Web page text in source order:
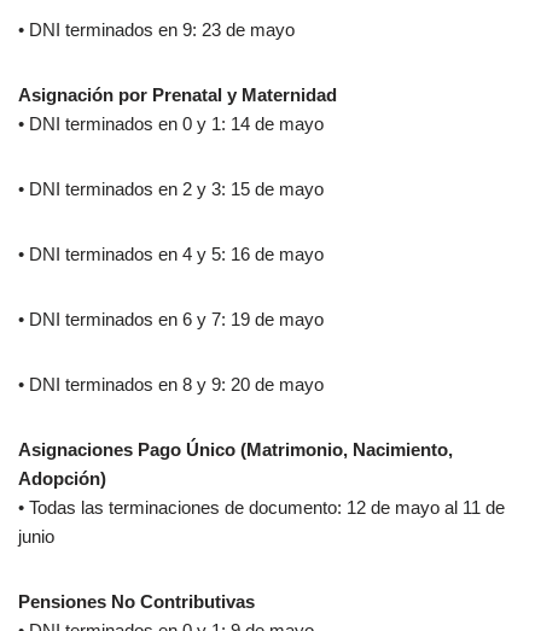
• DNI terminados en 9: 23 de mayo
Asignación por Prenatal y Maternidad
• DNI terminados en 0 y 1: 14 de mayo
• DNI terminados en 2 y 3: 15 de mayo
• DNI terminados en 4 y 5: 16 de mayo
• DNI terminados en 6 y 7: 19 de mayo
• DNI terminados en 8 y 9: 20 de mayo
Asignaciones Pago Único (Matrimonio, Nacimiento,
Adopción)
• Todas las terminaciones de documento: 12 de mayo al 11 de
junio
Pensiones No Contributivas